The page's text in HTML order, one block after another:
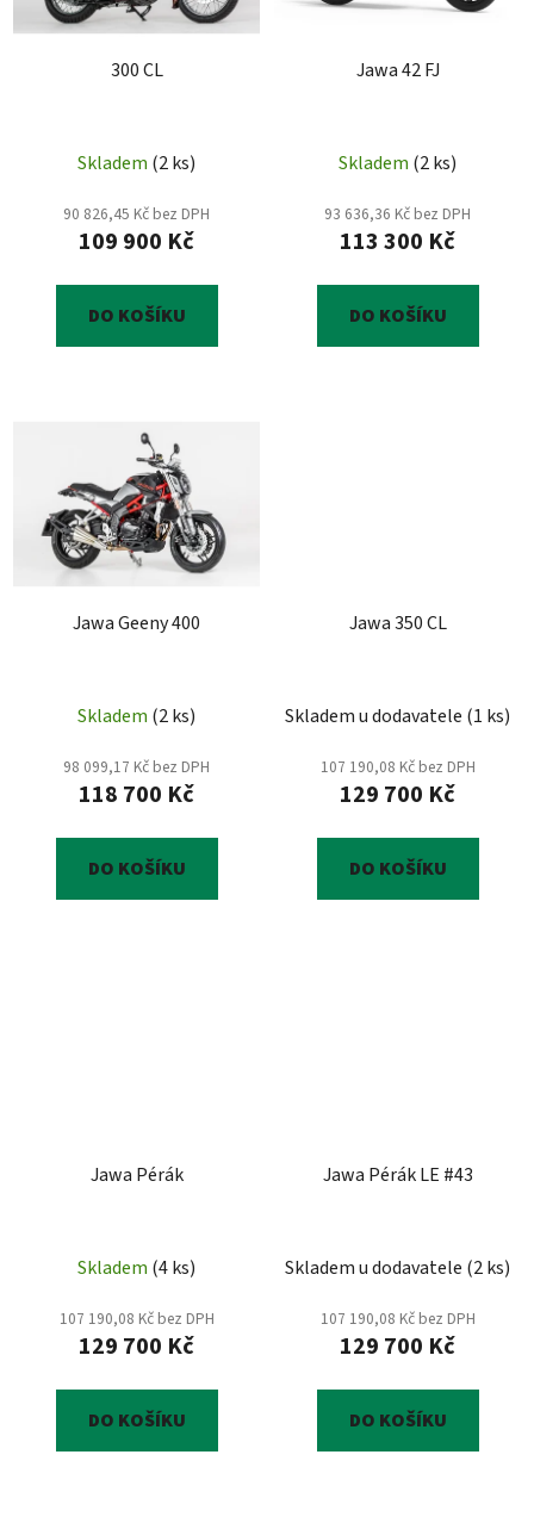
r
300 CL
Skladem (2 ks)
90 826,45 Kč bez DPH
109 900 Kč
DO KOŠÍKU
Jawa 42 FJ
Skladem (2 ks)
93 636,36 Kč bez DPH
113 300 Kč
DO KOŠÍKU
Jawa Geeny 400
Skladem (2 ks)
98 099,17 Kč bez DPH
118 700 Kč
DO KOŠÍKU
Jawa 350 CL
Skladem u dodavatele (1 ks)
107 190,08 Kč bez DPH
129 700 Kč
DO KOŠÍKU
Jawa Pérák
Skladem (4 ks)
107 190,08 Kč bez DPH
129 700 Kč
DO KOŠÍKU
Jawa Pérák LE #43
Skladem u dodavatele (2 ks)
107 190,08 Kč bez DPH
129 700 Kč
DO KOŠÍKU